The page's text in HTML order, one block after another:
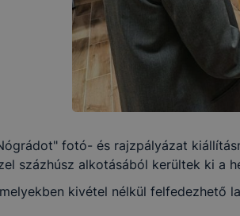
fotó- és rajzpályázat
százhúsz alkotásából kerültek ki a
kivétel nélkül felfedezhető